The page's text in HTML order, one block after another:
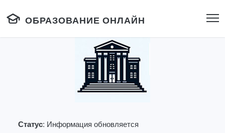
ОБРАЗОВАНИЕ ОНЛАЙН
Статус: Информация обновляется